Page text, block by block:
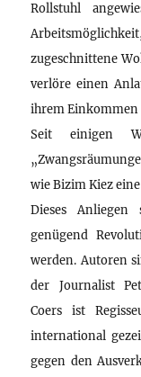
Rollstuhl
zugeschnittene
verlöre einen
ihrem
Seit einigen
wie Bizim Kiez
Dieses
genügend
werden. Autoren
der Journalist
Coers ist
international
gegen den